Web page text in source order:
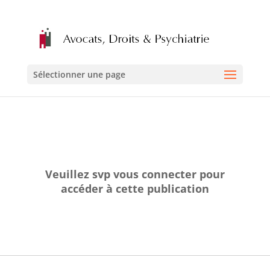
Sélectionner une page
Veuillez svp vous connecter pour
accéder à cette publication